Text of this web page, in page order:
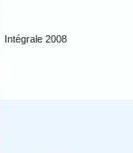
Intégrale 2008